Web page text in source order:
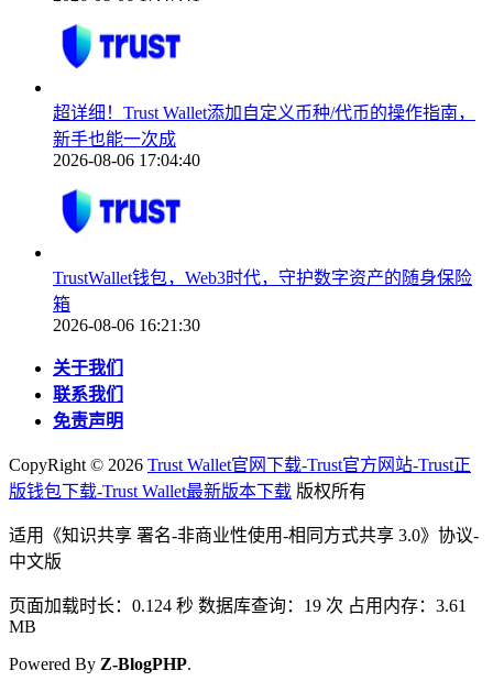
超详细！Trust Wallet添加自定义币种/代币的操作指南，
新手也能一次成
2026-08-06 17:04:40
TrustWallet钱包，Web3时代，守护数字资产的随身保险
箱
2026-08-06 16:21:30
关于我们
联系我们
免责声明
CopyRight © 2026 Trust Wallet官网下载-Trust官方网站-Trust正
版钱包下载-Trust Wallet最新版本下载 版权所有
适用《知识共享 署名-非商业性使用-相同方式共享 3.0》协议-
中文版
页面加载时长：0.124 秒 数据库查询：19 次 占用内存：3.61
MB
Powered By Z-BlogPHP.